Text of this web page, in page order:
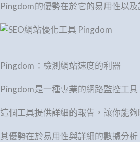
Pingdom的優勢在於它的易用性以
Pingdom：檢測網站速度的利器
Pingdom是一種專業的網路監控工
這個工具提供詳細的報告，讓你能
其優勢在於易用性與詳細的數據分